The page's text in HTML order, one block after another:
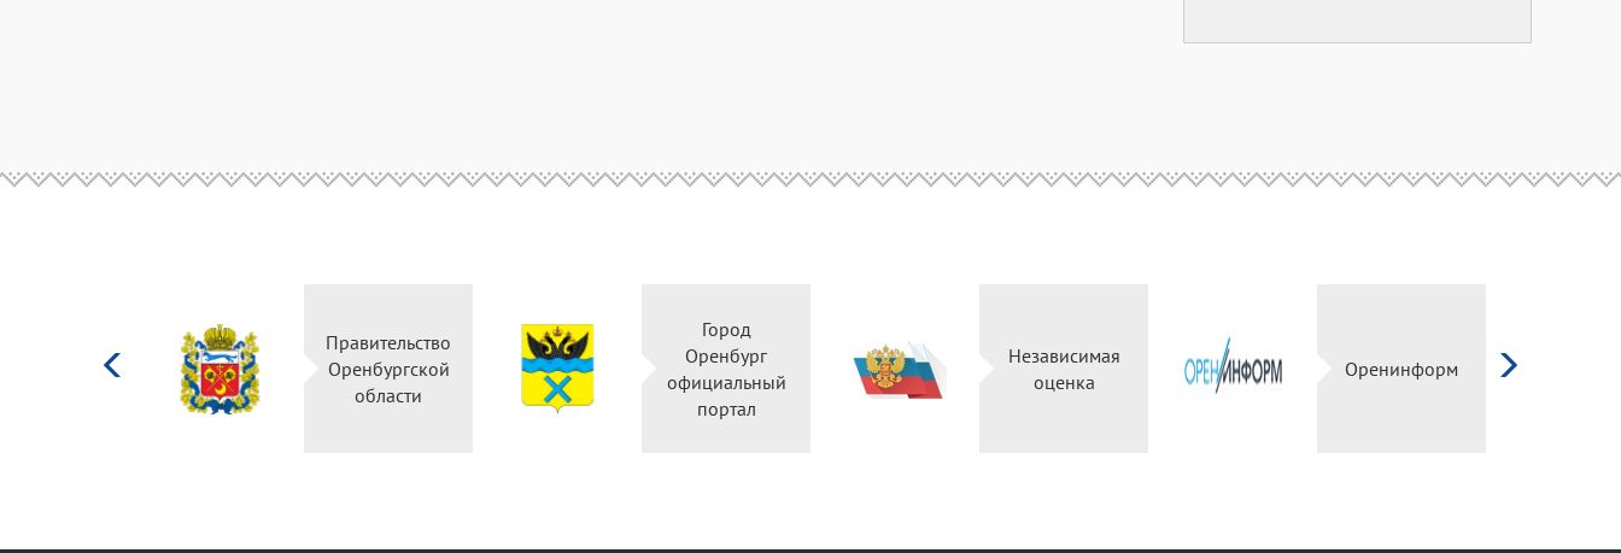
Правительство
Оренбургской
области
Город
Оренбург
официальный
портал
Независимая
оценка
Оренинформ